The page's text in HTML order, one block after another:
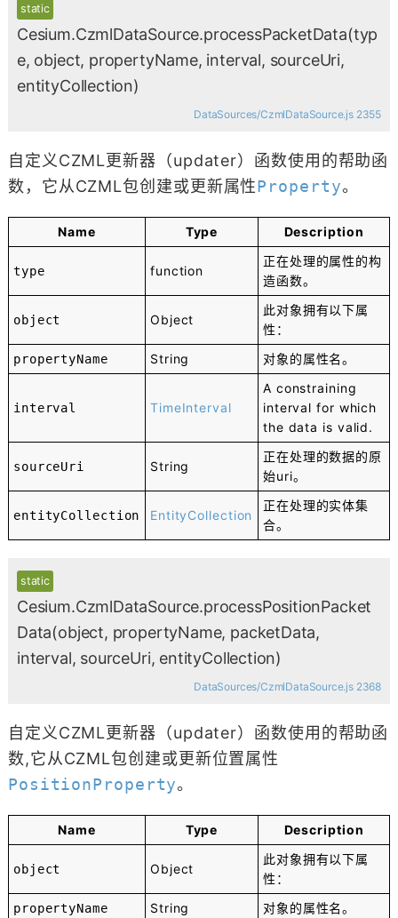
static
Cesium.CzmlDataSource.processPacketData(typ
e, object, propertyName, interval, sourceUri,
entityCollection)
DataSources/CzmlDataSource.js 2355
自定义CZML更新器（updater）函数使用的帮助函
数，它从CZML包创建或更新属性Property。
Name Type Description
type function
正在处理的属性的构
造函数。
object Object
此对象拥有以下属
性：
propertyName String 对象的属性名。
interval TimeInterval
A constraining
interval for which
the data is valid.
sourceUri String
正在处理的数据的原
始uri。
entityCollection EntityCollection
正在处理的实体集
合。
static
Cesium.CzmlDataSource.processPositionPacket
Data(object, propertyName, packetData,
interval, sourceUri, entityCollection)
DataSources/CzmlDataSource.js 2368
自定义CZML更新器（updater）函数使用的帮助函
数,它从CZML包创建或更新位置属性
PositionProperty。
Name Type Description
object Object
此对象拥有以下属
性：
propertyName String 对象的属性名。